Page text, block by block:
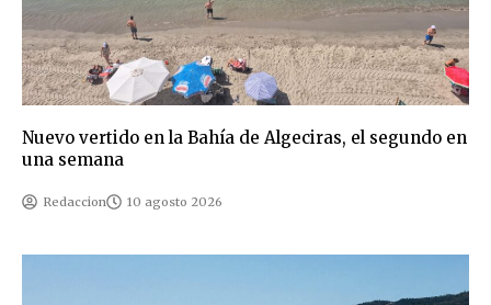
Nuevo vertido en la Bahía de Algeciras, el segundo en
una semana
Redaccion 10 agosto 2026